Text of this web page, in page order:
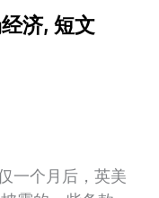
济, 短文
一个月后，英美